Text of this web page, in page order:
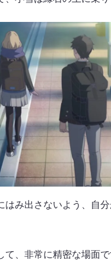
はみ出さないよう、自
て、非常に精密な場面